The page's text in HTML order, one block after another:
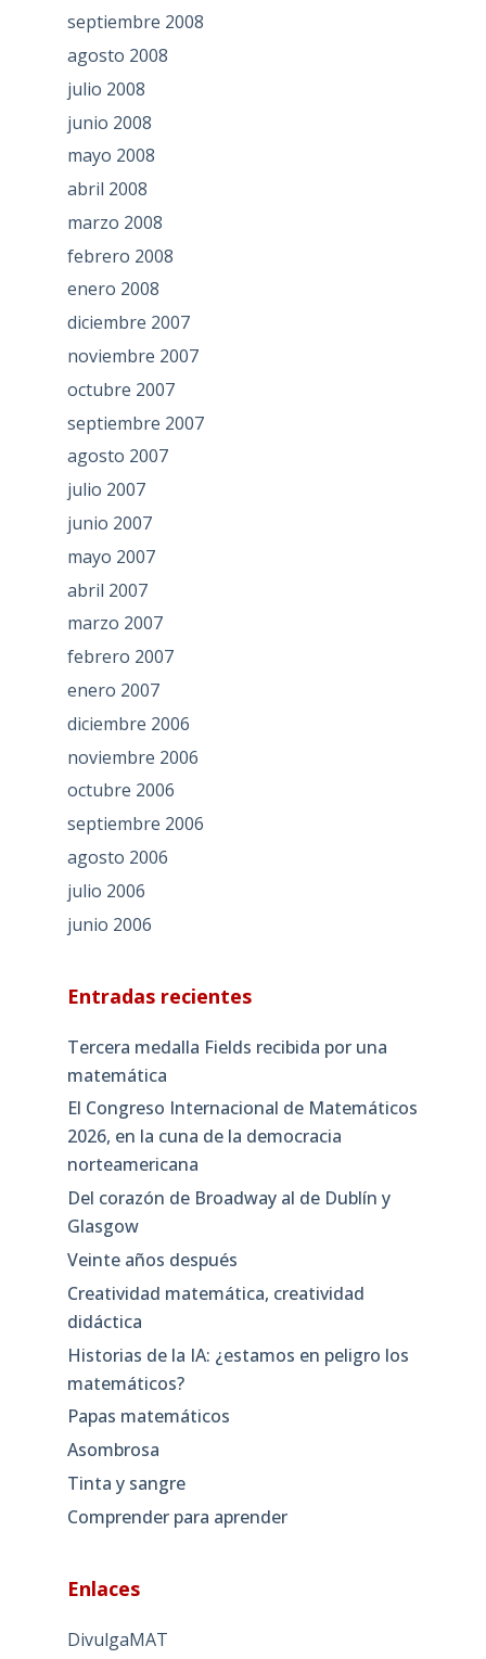
septiembre 2008
agosto 2008
julio 2008
junio 2008
mayo 2008
abril 2008
marzo 2008
febrero 2008
enero 2008
diciembre 2007
noviembre 2007
octubre 2007
septiembre 2007
agosto 2007
julio 2007
junio 2007
mayo 2007
abril 2007
marzo 2007
febrero 2007
enero 2007
diciembre 2006
noviembre 2006
octubre 2006
septiembre 2006
agosto 2006
julio 2006
junio 2006
Entradas recientes
Tercera medalla Fields recibida por una
matemática
El Congreso Internacional de Matemáticos
2026, en la cuna de la democracia
norteamericana
Del corazón de Broadway al de Dublín y
Glasgow
Veinte años después
Creatividad matemática, creatividad
didáctica
Historias de la IA: ¿estamos en peligro los
matemáticos?
Papas matemáticos
Asombrosa
Tinta y sangre
Comprender para aprender
Enlaces
DivulgaMAT